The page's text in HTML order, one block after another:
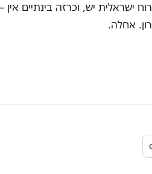
ישראלית יש, וכרזה בינתיים
אחלה.